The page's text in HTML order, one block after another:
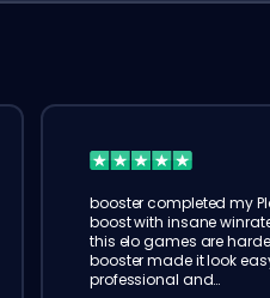
booster completed my
boost with insane
this elo games are
booster made it look
professional and